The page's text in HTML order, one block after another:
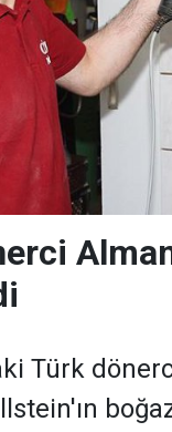
Türk